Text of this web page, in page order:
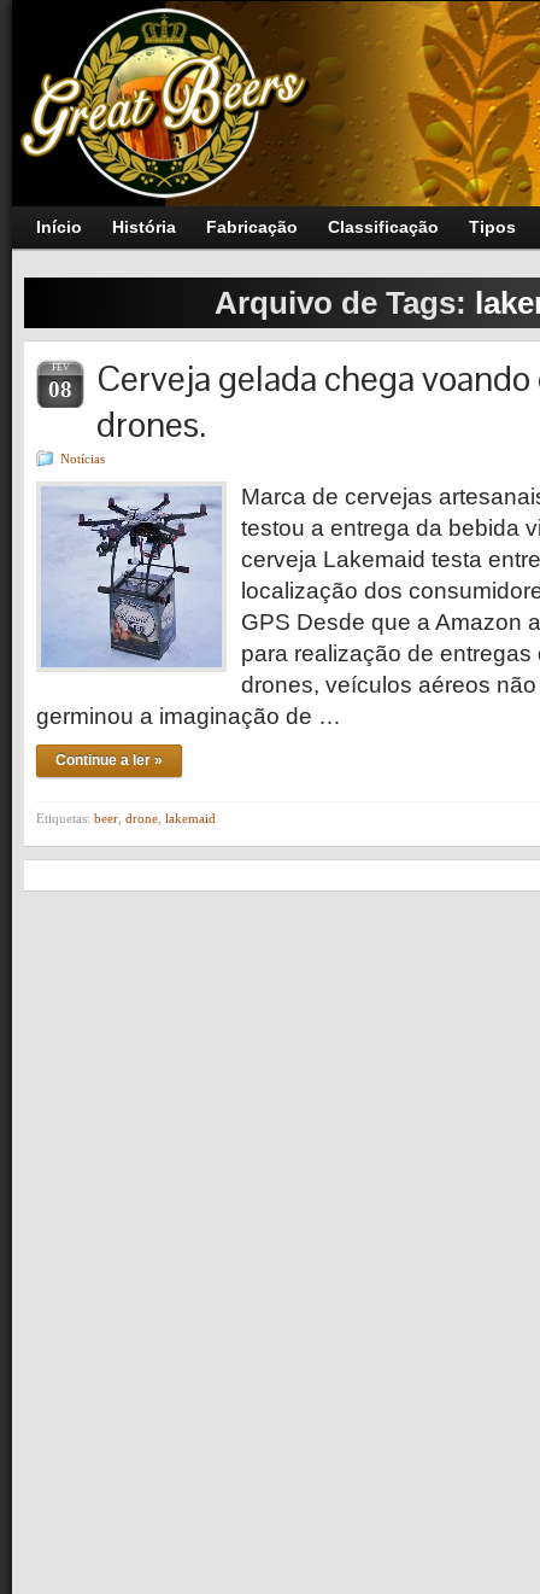
Início História Fabricação Classificação Tipos
Arquivo de Tags:
FEV
08
Cerveja gelada chega
drones.
Notícias
Marca de cervejas
testou a entrega da bebida
cerveja Lakemaid testa
localização dos
GPS Desde que a Amazon
para realização de
drones, veículos aéreos
germinou a imaginação de …
Continue a ler »
Etiquetas: beer drone lakemaid